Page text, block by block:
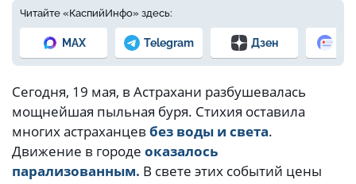
Читайте «КаспийИнфо» здесь:
MAX Telegram Дзен
Сегодня, 19 мая, в Астрахани разбушевалась
мощнейшая пыльная буря. Стихия оставила
многих астраханцев без воды и света.
Движение в городе оказалось
парализованным. В свете этих событий цены